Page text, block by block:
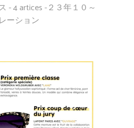
- 4 artices -２３年１０～
ーション